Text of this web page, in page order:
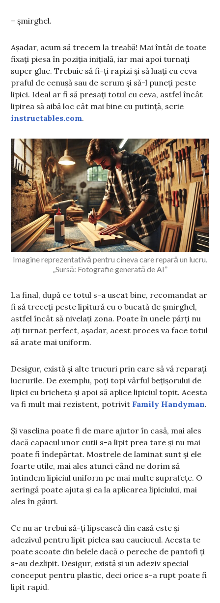
– șmirghel.
Așadar, acum să trecem la treabă! Mai întâi de toate
fixați piesa în poziția inițială, iar mai apoi turnați
super glue. Trebuie să fi-ți rapizi și să luați cu ceva
praful de cenușă sau de scrum și să-l puneți peste
lipici. Ideal ar fi să presați totul cu ceva, astfel încât
lipirea să aibă loc cât mai bine cu putință, scrie
instructables.com.
Imagine reprezentativă pentru cineva care repară un lucru.
„Sursă: Fotografie generată de AI”
La final, după ce totul s-a uscat bine, recomandat ar
fi să treceți peste lipitură cu o bucată de șmirghel,
astfel încât să nivelați zona. Poate în unele părți nu
ați turnat perfect, așadar, acest proces va face totul
să arate mai uniform.
Desigur, există și alte trucuri prin care să vă reparați
lucrurile. De exemplu, poți topi vârful bețișorului de
lipici cu bricheta și apoi să aplice lipiciul topit. Acesta
va fi mult mai rezistent, potrivit Family Handyman.
Și vaselina poate fi de mare ajutor în casă, mai ales
dacă capacul unor cutii s-a lipit prea tare și nu mai
poate fi îndepărtat. Mostrele de laminat sunt și ele
foarte utile, mai ales atunci când ne dorim să
întindem lipiciul uniform pe mai multe suprafețe. O
seringă poate ajuta și ea la aplicarea lipiciului, mai
ales în găuri.
Ce nu ar trebui să-ți lipsească din casă este și
adezivul pentru lipit pielea sau cauciucul. Acesta te
poate scoate din belele dacă o pereche de pantofi ți
s-au dezlipit. Desigur, există și un adeziv special
conceput pentru plastic, deci orice s-a rupt poate fi
lipit rapid.